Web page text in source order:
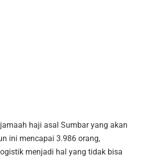
haji asal Sumbar yang akan
ini mencapai 3.986 orang,
menjadi hal yang tidak bisa